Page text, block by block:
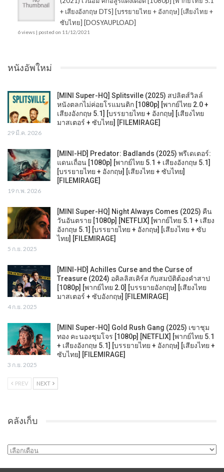
+ เสียงอังกฤษ DTS] [บรรยายไทย + อังกฤษ] [เสียงไทย +
ซับไทย] [DOSYAUPLOAD]
6 views | posted on 11/12/2021
หนังอัพใหม่
[MINI Super-HQ] Splitsville (2025) สปลิตส์วิลล์
หนังตลกไม่ค่อยโรแมนติก [1080p] [พากย์ไทย 2.0 +
เสียงอังกฤษ 5.1] [บรรยายไทย + อังกฤษ] [เสียงไทย
มาสเตอร์ + ซับไทย] [FILEMIRAGE]
29 มี.ค. 2026
[MINI-HD] Predator: Badlands (2025) พรีเดเตอร์:
แดนเถื่อน [1080p] [พากย์ไทย 5.1 + เสียงอังกฤษ 5.1]
[บรรยายไทย + อังกฤษ] [เสียงไทย + ซับไทย]
[FILEMIRAGE]
19 ก.พ. 2026
[MINI Super-HQ] Night Always Comes (2025) คืน
วันอันตราย [1080p] [NETFLIX] [พากย์ไทย 5.1 + เสียง
อังกฤษ 5.1] [บรรยายไทย + อังกฤษ] [เสียงไทย + ซับ
ไทย] [FILEMIRAGE]
5 ก.ย. 2025
[MINI-HD] Achilles Curse and the Curse of
Treasure (2024) อคิลลิสเคิร์ส กับสมบัติต้องคำสาป
[1080p] [พากย์ไทย 2.0] [บรรยายอังกฤษ] [เสียงไทย
มาสเตอร์ + ซับอังกฤษ] [FILEMIRAGE]
4 ก.ย. 2025
[MINI Super-HQ] Gold Rush Gang (2025) เขาชุม
ทอง คะนองชุมโจร [1080p] [NETFLIX] [พากย์ไทย 5.1
+ เสียงอังกฤษ 5.1] [บรรยายไทย + อังกฤษ] [เสียงไทย +
ซับไทย] [FILEMIRAGE]
3 ก.ย. 2025
PREV NEXT
คลังเก็บ
คลัง